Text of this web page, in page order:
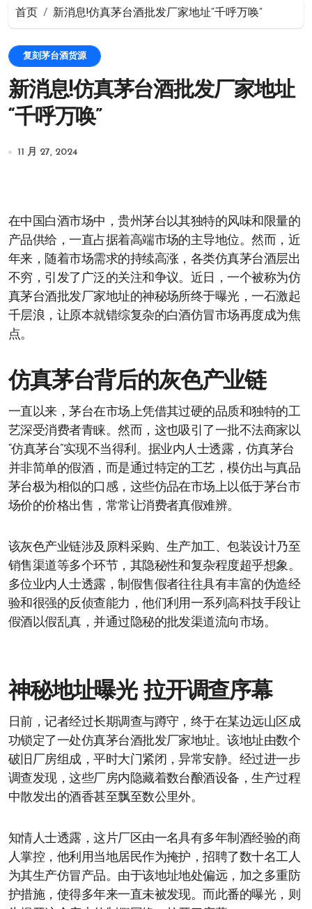
首页 新消息!仿真茅台酒批发厂家地址“千呼万唤”
复刻茅台酒货源
新消息!仿真茅台酒批发厂家地址
“千呼万唤”
11 月 27, 2024
在中国白酒市场中，贵州茅台以其独特的风味和限量的
产品供给，一直占据着高端市场的主导地位。然而，近
年来，随着市场需求的持续高涨，各类仿真茅台酒层出
不穷，引发了广泛的关注和争议。近日，一个被称为仿
真茅台酒批发厂家地址的神秘场所终于曝光，一石激起
千层浪，让原本就错综复杂的白酒仿冒市场再度成为焦
点。
仿真茅台背后的灰色产业链
一直以来，茅台在市场上凭借其过硬的品质和独特的工
艺深受消费者青睐。然而，这也吸引了一批不法商家以
“仿真茅台”实现不当得利。据业内人士透露，仿真茅台
并非简单的假酒，而是通过特定的工艺，模仿出与真品
茅台极为相似的口感，这些仿品在市场上以低于茅台市
场价的价格出售，常常让消费者真假难辨。
该灰色产业链涉及原料采购、生产加工、包装设计乃至
销售渠道等多个环节，其隐秘性和复杂程度超乎想象。
多位业内人士透露，制假售假者往往具有丰富的伪造经
验和很强的反侦查能力，他们利用一系列高科技手段让
假酒以假乱真，并通过隐秘的批发渠道流向市场。
神秘地址曝光 拉开调查序幕
日前，记者经过长期调查与蹲守，终于在某边远山区成
功锁定了一处仿真茅台酒批发厂家地址。该地址由数个
破旧厂房组成，平时大门紧闭，异常安静。经过进一步
调查发现，这些厂房内隐藏着数台酿酒设备，生产过程
中散发出的酒香甚至飘至数公里外。
知情人士透露，这片厂区由一名具有多年制酒经验的商
人掌控，他利用当地居民作为掩护，招聘了数十名工人
为其生产仿冒产品。由于该地址地处偏远，加之多重防
护措施，使得多年来一直未被发现。而此番的曝光，则